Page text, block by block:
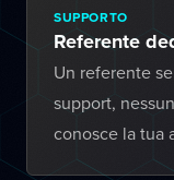
SUPPORTO
Referente
Un referente
support,
conosce la tua